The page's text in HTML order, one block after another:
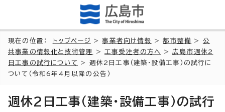
現在の位置： トップページ >事業者向け情報 >都市整備 > 公
共事業の情報化と技術管理
>工事受注者の方へ >広島市週休2
日工事の試行について
> 週休2日工事（建築・設備工事）の試行に
ついて（令和6年4月以降の公告）
週休2日工事（建築・設備工事）の試行